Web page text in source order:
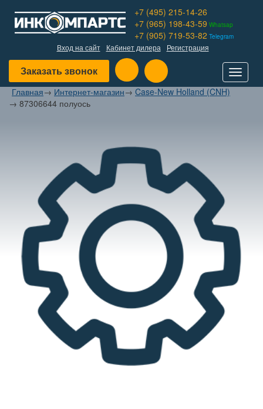
+7 (495) 215-14-26
+7 (965) 198-43-59 Whatsap
+7 (905) 719-53-82 Telegram
Вход на сайт Кабинет дилера Регистрация
Заказать звонок
Toggle
Главная→ Интернет-магазин→ Case-New Holland (CNH)
→ 87306644 полуось